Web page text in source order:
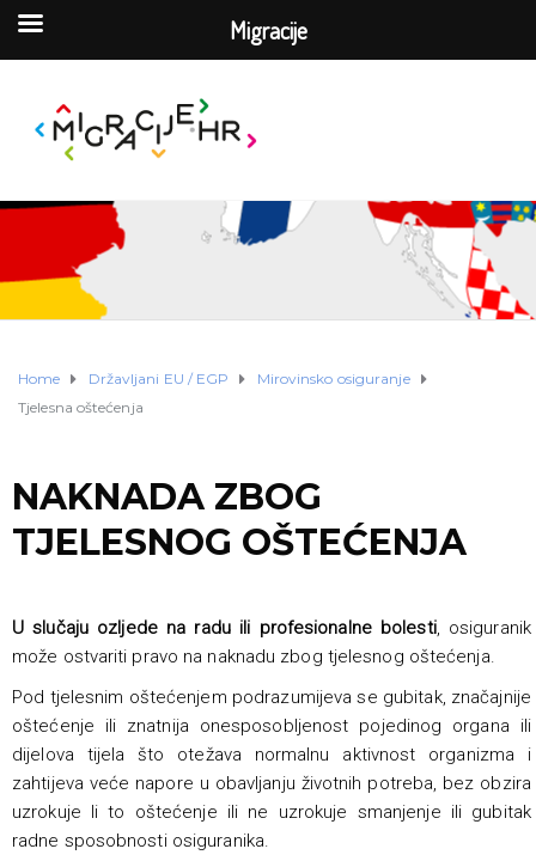
Home Državljani EU / EGP
Mirovinsko osiguranje
Tjelesna oštećenja
NAKNADA ZBOG
TJELESNOG OŠTEĆENJA
U slučaju ozljede na radu ili profesionalne bolesti, osiguranik
može ostvariti pravo na naknadu zbog tjelesnog oštećenja.
Pod tjelesnim oštećenjem podrazumijeva se gubitak, značajnije
oštećenje ili znatnija onesposobljenost pojedinog organa ili
dijelova tijela što otežava normalnu aktivnost organizma i
zahtijeva veće napore u obavljanju životnih potreba, bez obzira
uzrokuje li to oštećenje ili ne uzrokuje smanjenje ili gubitak
radne sposobnosti osiguranika.
Migracije